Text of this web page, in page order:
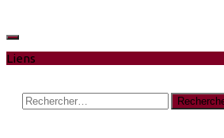
Liens
Rechercher :